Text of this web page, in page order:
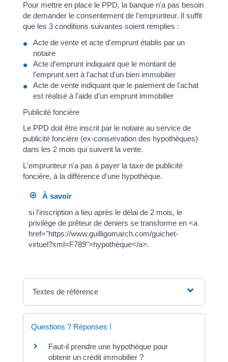
Pour mettre en place le PPD, la banque n'a pas besoin
de demander le consentement de l'emprunteur. Il suffit
que les 3 conditions suivantes soient remplies :
Acte de vente et acte d'emprunt établis par un
notaire
Acte d'emprunt indiquant que le montant de
l'emprunt sert à l'achat d'un bien immobilier
Acte de vente indiquant que le paiement de l'achat
est réalisé à l'aide d'un emprunt immobilier
Publicité foncière
Le PPD doit être inscrit par le notaire au service de
publicité foncière (ex-conservation des hypothèques)
dans les 2 mois qui suivent la vente.
L'emprunteur n'a pas à payer la taxe de publicité
foncière, à la différence d'une hypothèque.
À savoir
si l'inscription a lieu après le délai de 2 mois, le
privilège de prêteur de deniers se transforme en <a
href="https://www.guilligomarch.com/guichet-
virtuel?xml=F789">hypothèque</a>.
Textes de référence
Questions ? Réponses !
Faut-il prendre une hypothèque pour
obtenir un crédit immobilier ?